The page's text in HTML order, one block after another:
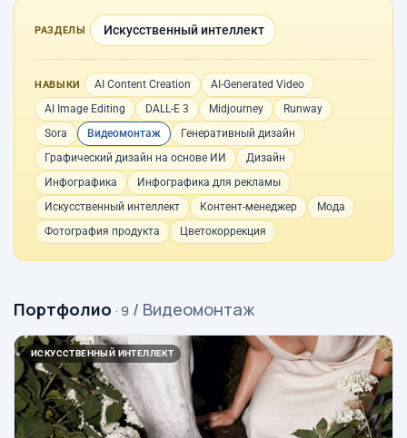
РАЗДЕЛЫ Искусственный интеллект
НАВЫКИ AI Content Creation
AI-Generated Video
AI Image Editing
DALL-E 3 Midjourney
Runway
Sora
Видеомонтаж
Генеративный дизайн
Графический дизайн на основе ИИ
Дизайн
Инфографика
Инфографика для рекламы
Искусственный интеллект
Контент-менеджер
Мода
Фотография продукта
Цветокоррекция
Портфолио · 9 / Видеомонтаж
ИСКУССТВЕННЫЙ ИНТЕЛЛЕКТ